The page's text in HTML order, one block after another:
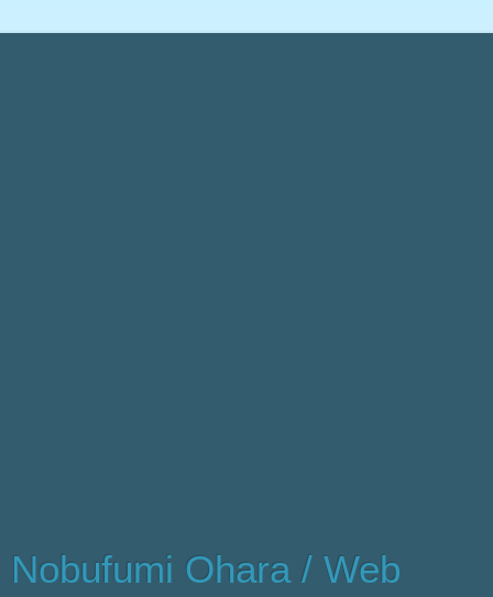
Nobufumi Ohara / Web